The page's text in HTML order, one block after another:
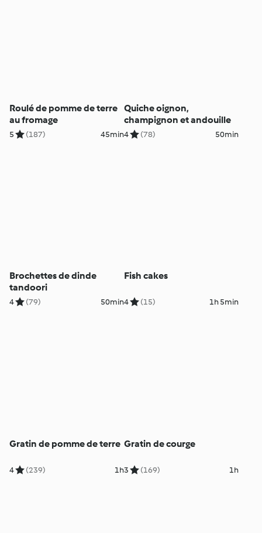
Roulé de pomme de terre
au fromage
5 (187) 45min
Quiche oignon,
champignon et andouille
4 (78) 50min
Brochettes de dinde
tandoori
4 (79) 50min
Fish cakes
4 (15) 1h 5min
Gratin de pomme de terre
4 (239) 1h
Gratin de courge
3 (169) 1h